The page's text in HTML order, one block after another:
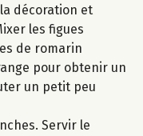
décoration et
les figues
de romarin
pour obtenir un
un petit peu
Servir le